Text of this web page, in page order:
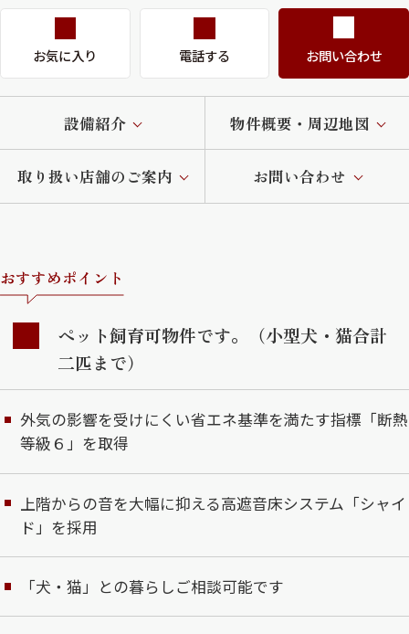
お問い合わせ・よくある質問
らくらくパートナー
シャーメゾンライフ GUARD
らくらくプラチナ
お気に入り 電話する お問い合わせ
設備紹介 物件概要・周辺地図
取り扱い店舗のご案内 お問い合わせ
おすすめポイント
ペット飼育可物件です。（小型犬・猫合計
二匹まで）
外気の影響を受けにくい省エネ基準を満たす指標「断熱
等級６」を取得
上階からの音を大幅に抑える高遮音床システム「シャイ
ド」を採用
「犬・猫」との暮らしご相談可能です